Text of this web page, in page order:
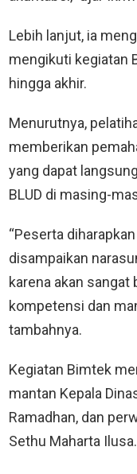
Lebih lanjut, ia
mengikuti kegiatan
hingga akhir.
Menurutnya,
memberikan
yang dapat
BLUD di masing-
“Peserta
disampaikan
karena akan
kompetensi dan
tambahnya.
Kegiatan Bimtek
mantan Kepala
Ramadhan, dan
Sethu Maharta Ilusa.